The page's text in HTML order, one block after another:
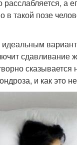
а
в такой позе
сдавливание
и как это